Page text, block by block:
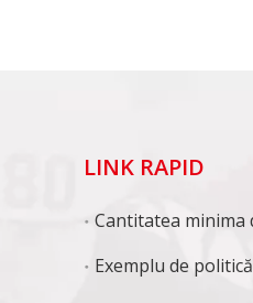
LINK RAPID
Exemplu de politică